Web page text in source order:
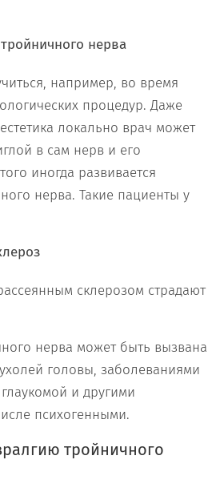
нерва
например, во время
процедур. Даже
локально врач может
в сам нерв и его
иногда развивается
нерва. Такие пациенты у
склерозом страдают
нерва может быть вызвана
головы, заболеваниями
и другими
психогенными.
тройничного